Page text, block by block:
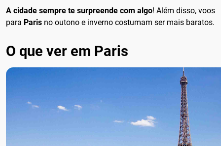
A cidade sempre te surpreende com algo! Além disso, voos
para Paris no outono e inverno costumam ser mais baratos.
O que ver em Paris